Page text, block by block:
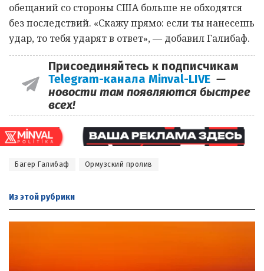
обещаний со стороны США больше не обходятся
без последствий. «Скажу прямо: если ты нанесешь
удар, то тебя ударят в ответ», — добавил Галибаф.
Присоединяйтесь к подписчикам
Telegram-канала Minval-LIVE —
новости там появляются быстрее
всех!
Багер Галибаф Ормузский пролив
Из этой рубрики